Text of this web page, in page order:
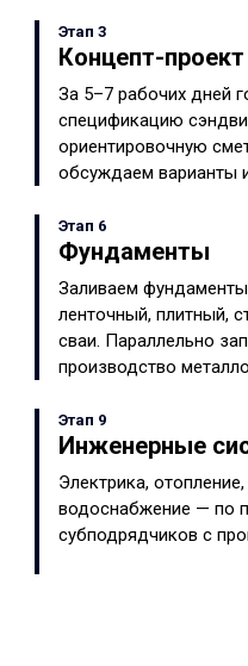
Этап 3
Концепт-проект
За 5–7 рабочих дней
спецификацию
ориентировочную
обсуждаем варианты
Этап 6
Фундаменты
Заливаем фундаменты
ленточный, плитный,
сваи. Параллельно
производство
Этап 9
Инженерные
Электрика,
водоснабжение — по
субподрядчиков с